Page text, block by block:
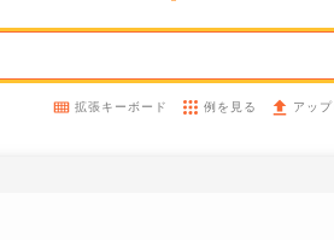
拡張キーボード 例を見る アッ